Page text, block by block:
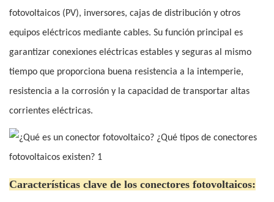
fotovoltaicos (PV), inversores, cajas de distribución y otros
equipos eléctricos mediante cables. Su función principal es
garantizar conexiones eléctricas estables y seguras al mismo
tiempo que proporciona buena resistencia a la intemperie,
resistencia a la corrosión y la capacidad de transportar altas
corrientes eléctricas.
Características clave de los conectores fotovoltaicos: